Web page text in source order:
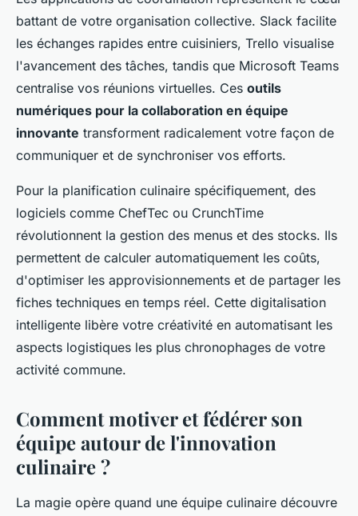
battant de votre organisation collective. Slack facilite
les échanges rapides entre cuisiniers, Trello visualise
l'avancement des tâches, tandis que Microsoft Teams
centralise vos réunions virtuelles. Ces outils
numériques pour la collaboration en équipe
innovante transforment radicalement votre façon de
communiquer et de synchroniser vos efforts.
Pour la planification culinaire spécifiquement, des
logiciels comme ChefTec ou CrunchTime
révolutionnent la gestion des menus et des stocks. Ils
permettent de calculer automatiquement les coûts,
d'optimiser les approvisionnements et de partager les
fiches techniques en temps réel. Cette digitalisation
intelligente libère votre créativité en automatisant les
aspects logistiques les plus chronophages de votre
activité commune.
Comment motiver et fédérer son
équipe autour de l'innovation
culinaire ?
La magie opère quand une équipe culinaire découvre